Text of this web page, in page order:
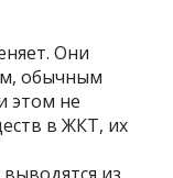
Они
обычным
этом не
в ЖКТ, их